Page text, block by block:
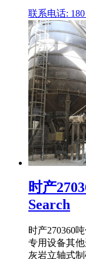
联系电话: 180
时产
Search
时产270360
专用设备其
灰岩立轴式